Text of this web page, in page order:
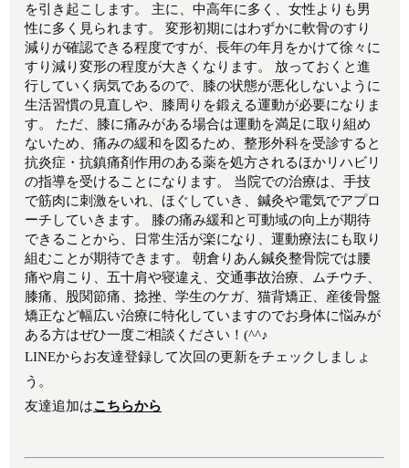
を引き起こします。 主に、中高年に多く、女性よりも男
性に多く見られます。 変形初期にはわずかに軟骨のすり
減りが確認できる程度ですが、長年の年月をかけて徐々に
すり減り変形の程度が大きくなります。 放っておくと進
行していく病気であるので、膝の状態が悪化しないように
生活習慣の見直しや、膝周りを鍛える運動が必要になりま
す。 ただ、膝に痛みがある場合は運動を満足に取り組め
ないため、痛みの緩和を図るため、整形外科を受診すると
抗炎症・抗鎮痛剤作用のある薬を処方されるほかリハビリ
の指導を受けることになります。 当院での治療は、手技
で筋肉に刺激をいれ、ほぐしていき、鍼灸や電気でアプロ
ーチしていきます。 膝の痛み緩和と可動域の向上が期待
できることから、日常生活が楽になり、運動療法にも取り
組むことが期待できます。 朝倉りあん鍼灸整骨院では腰
痛や肩こり、五十肩や寝違え、交通事故治療、ムチウチ、
膝痛、股関節痛、捻挫、学生のケガ、猫背矯正、産後骨盤
矯正など幅広い治療に特化していますのでお身体に悩みが
ある方はぜひ一度ご相談ください！(^^♪
LINEからお友達登録して次回の更新をチェックしましょ
う。
友達追加はこちらから